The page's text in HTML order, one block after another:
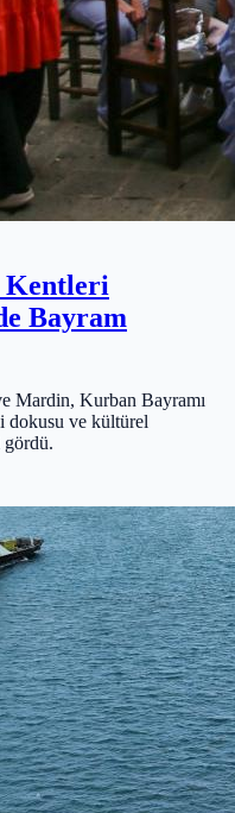
Kentleri
Bayram
Mardin, Kurban Bayramı
dokusu ve kültürel